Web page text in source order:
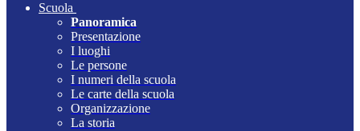
Scuola
Panoramica
Presentazione
I luoghi
Le persone
I numeri della scuola
Le carte della scuola
Organizzazione
La storia